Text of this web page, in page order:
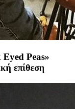
Peas»
επίθεση